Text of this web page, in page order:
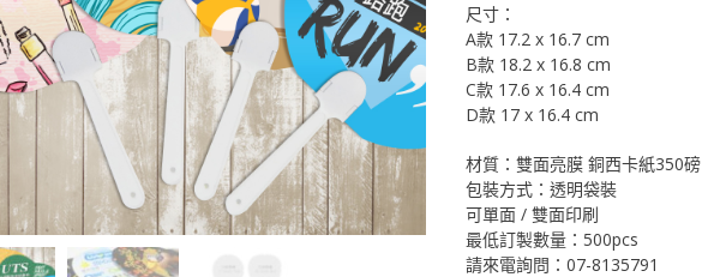
尺寸：
A款 17.2 x 16.7 cm
B款 18.2 x 16.8 cm
C款 17.6 x 16.4 cm
D款 17 x 16.4 cm
材質：雙面亮膜 銅西卡紙350磅
包裝方式：透明袋裝
可單面 / 雙面印刷
最低訂製數量：500pcs
請來電詢問：07-8135791